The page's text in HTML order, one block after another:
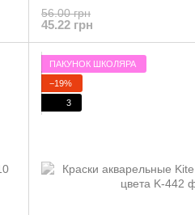
56.00 грн
45.22 грн
ПАКУНОК ШКОЛЯРА
−19%
3